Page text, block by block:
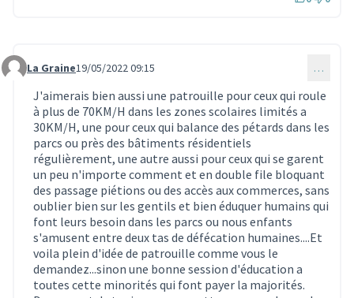
Commentaire 1529
La Graine19/05/2022 09:15 …
J'aimerais bien aussi une patrouille pour ceux qui roule
à plus de 70KM/H dans les zones scolaires limités a
30KM/H, une pour ceux qui balance des pétards dans les
parcs ou près des bâtiments résidentiels
régulièrement, une autre aussi pour ceux qui se garent
un peu n'importe comment et en double file bloquant
des passage piétions ou des accès aux commerces, sans
oublier bien sur les gentils et bien éduquer humains qui
font leurs besoin dans les parcs ou nous enfants
s'amusent entre deux tas de défécation humaines....Et
voila plein d'idée de patrouille comme vous le
demandez...sinon une bonne session d'éducation a
toutes cette minorités qui font payer la majorités.